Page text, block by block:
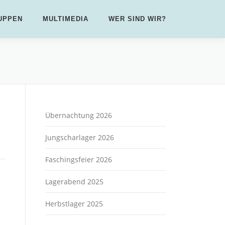
MULTIMEDIA WER SIND WIR?
Übernachtung 2026
Jungscharlager 2026
Faschingsfeier 2026
Lagerabend 2025
Herbstlager 2025